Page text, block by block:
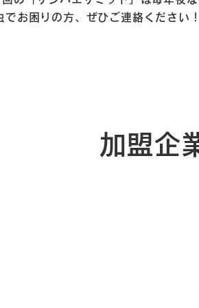
でお困りの方、ぜひご連絡ください！
加盟企